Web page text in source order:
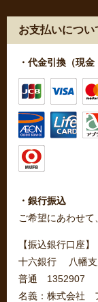
お支払いについ
・代金引換（現金
・銀行振込
ご希望にあわせて
【振込銀行口座】
十六銀行 八幡支
普通 1352907
名義：株式会社